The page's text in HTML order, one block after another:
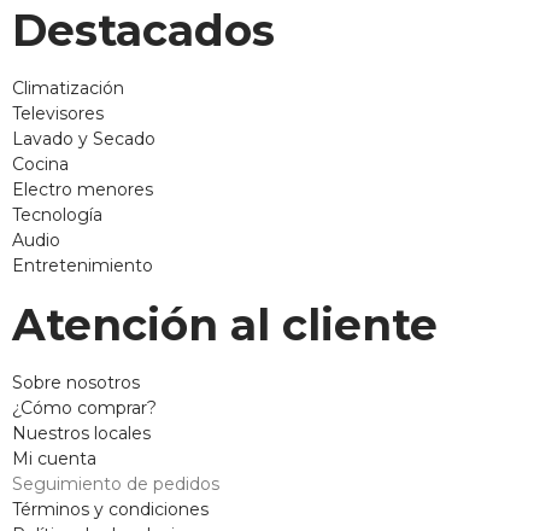
Destacados
Climatización
Televisores
Lavado y Secado
Cocina
Electro menores
Tecnología
Audio
Entretenimiento
Atención al cliente
Sobre nosotros
¿Cómo comprar?
Nuestros locales
Mi cuenta
Seguimiento de pedidos
Términos y condiciones